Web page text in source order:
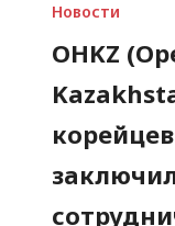
Новости
OHKZ